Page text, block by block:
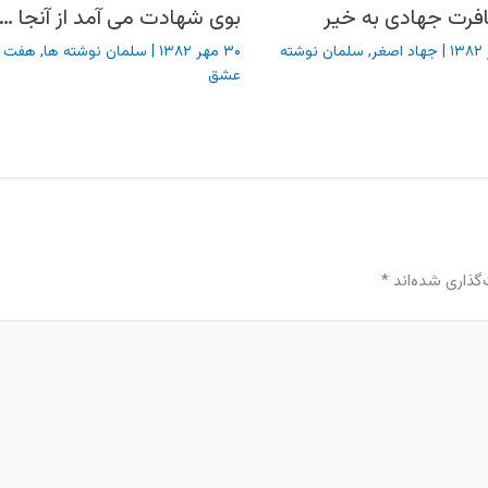
جهادی به خیر
| جهاد اصغر, سلمان نوشته
بوی شهادت می آمد از آنجا
۳۰ مهر ۱۳۸۲ | سلمان نوشته ها, هفت
عشق
شده‌اند *